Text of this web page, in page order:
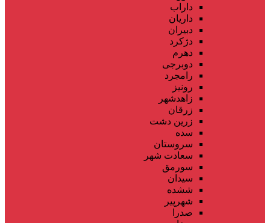
داراب
داریان
دبیران
دژکرد
دهرم
دوبرجی
رامجرد
رونیز
زاهدشهر
زرقان
زرین دشت
سده
سروستان
سعادت شهر
سورمق
سیدان
ششده
شهرپیر
صدرا